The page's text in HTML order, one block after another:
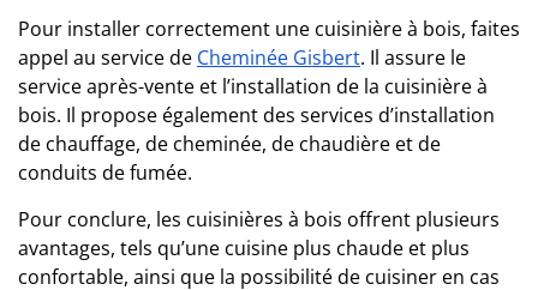
Pour installer correctement une cuisinière à bois, faites
appel au service de Cheminée Gisbert. Il assure le
service après-vente et l’installation de la cuisinière à
bois. Il propose également des services d’installation
de chauffage, de cheminée, de chaudière et de
conduits de fumée.
Pour conclure, les cuisinières à bois offrent plusieurs
avantages, tels qu’une cuisine plus chaude et plus
confortable, ainsi que la possibilité de cuisiner en cas